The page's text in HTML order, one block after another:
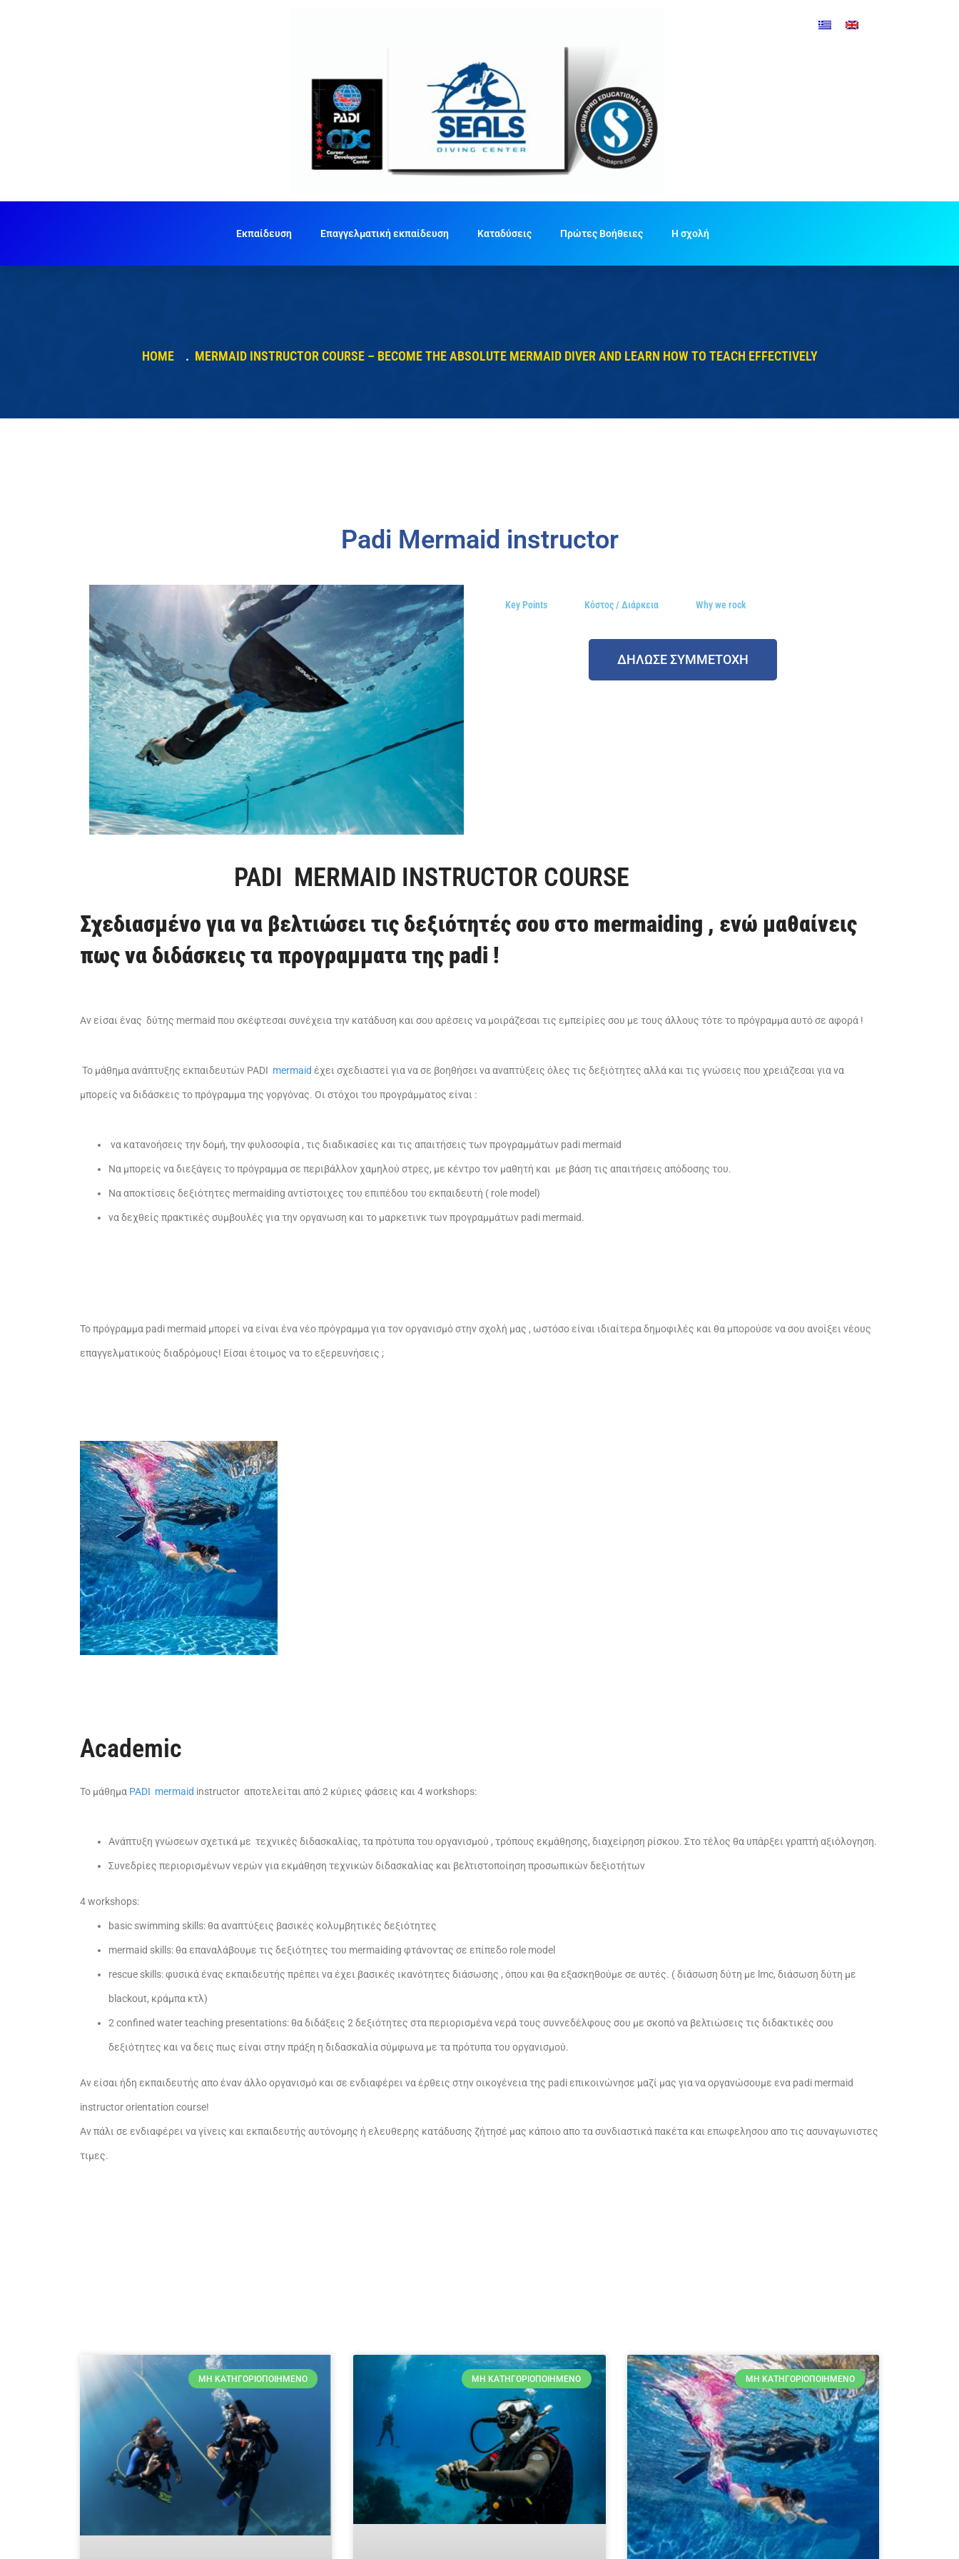
Εκπαίδευση Επαγγελματική εκπαίδευση Καταδύσεις Πρώτες Βοήθειες Η σχολή
HOME MERMAID INSTRUCTOR COURSE – BECOME THE ABSOLUTE MERMAID DIVER AND LEARN HOW TO TEACH EFFECTIVELY
Padi Mermaid instructor
Key Points Κόστος / Διάρκεια Why we rock
ΔΗΛΩΣΕ ΣΥΜΜΕΤΟΧΗ
PADI MERMAID INSTRUCTOR COURSE
Σχεδιασμένο για να βελτιώσει τις δεξιότητές σου στο mermaiding , ενώ μαθαίνεις
πως να διδάσκεις τα προγραμματα της padi !
Αν είσαι ένας δύτης mermaid που σκέφτεσαι συνέχεια την κατάδυση και σου αρέσεις να μοιράζεσαι τις εμπείρίες σου με τους άλλους τότε το πρόγραμμα αυτό σε αφορά !
Το μάθημα ανάπτυξης εκπαιδευτών PADI mermaid έχει σχεδιαστεί για να σε βοηθήσει να αναπτύξεις όλες τις δεξιότητες αλλά και τις γνώσεις που χρειάζεσαι για να
μπορείς να διδάσκεις το πρόγραμμα της γοργόνας. Οι στόχοι του προγράμματος είναι :
να κατανοήσεις την δομή, την φυλοσοφία , τις διαδικασίες και τις απαιτήσεις των προγραμμάτων padi mermaid
Να μπορείς να διεξάγεις το πρόγραμμα σε περιβάλλον χαμηλού στρες, με κέντρο τον μαθητή και με βάση τις απαιτήσεις απόδοσης του.
Να αποκτίσεις δεξιότητες mermaiding αντίστοιχες του επιπέδου του εκπαιδευτή ( role model)
να δεχθείς πρακτικές συμβουλές για την οργανωση και το μαρκετινκ των προγραμμάτων padi mermaid.
Το πρόγραμμα padi mermaid μπορεί να είναι ένα νέο πρόγραμμα για τον οργανισμό στην σχολή μας , ωστόσο είναι ιδιαίτερα δημοφιλές και θα μπορούσε να σου ανοίξει νέους
επαγγελματικούς διαδρόμους! Είσαι έτοιμος να το εξερευνήσεις ;
Academic
Το μάθημα PADI mermaid instructor αποτελείται από 2 κύριες φάσεις και 4 workshops:
Ανάπτυξη γνώσεων σχετικά με τεχνικές διδασκαλίας, τα πρότυπα του οργανισμού , τρόπους εκμάθησης, διαχείρηση ρίσκου. Στο τέλος θα υπάρξει γραπτή αξιόλογηση.
Συνεδρίες περιορισμένων νερών για εκμάθηση τεχνικών διδασκαλίας και βελτιστοποίηση προσωπικών δεξιοτήτων
4 workshops:
basic swimming skills: θα αναπτύξεις βασικές κολυμβητικές δεξιότητες
mermaid skills: θα επαναλάβουμε τις δεξιότητες του mermaiding φτάνοντας σε επίπεδο role model
rescue skills: φυσικά ένας εκπαιδευτής πρέπει να έχει βασικές ικανότητες διάσωσης , όπου και θα εξασκηθούμε σε αυτές. ( διάσωση δύτη με lmc, διάσωση δύτη με
blackout, κράμπα κτλ)
2 confined water teaching presentations: θα διδάξεις 2 δεξιότητες στα περιορισμένα νερά τους συννεδέλφους σου με σκοπό να βελτιώσεις τις διδακτικές σου
δεξιότητες και να δεις πως είναι στην πράξη η διδασκαλία σύμφωνα με τα πρότυπα του οργανισμού.
Αν είσαι ήδη εκπαιδευτής απο έναν άλλο οργανισμό και σε ενδιαφέρει να έρθεις στην οικογένεια της padi επικοινώνησε μαζί μας για να οργανώσουμε ενα padi mermaid
instructor orientation course!
Αν πάλι σε ενδιαφέρει να γίνεις και εκπαιδευτής αυτόνομης ή ελευθερης κατάδυσης ζήτησέ μας κάποιο απο τα συνδιαστικά πακέτα και επωφελησου απο τις ασυναγωνιστες
τιμες.
ΜΗ ΚΑΤΗΓΟΡΙΟΠΟΙΗΜΈΝΟ ΜΗ ΚΑΤΗΓΟΡΙΟΠΟΙΗΜΈΝΟ ΜΗ ΚΑΤΗΓΟΡΙΟΠΟΙΗΜΈΝΟ